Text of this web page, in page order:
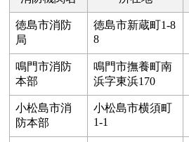
徳島市消防
局
徳島市新蔵町1‐8
8
鳴門市消防
本部
鳴門市撫養町南
浜字東浜170
小松島市消
防本部
小松島市横須町
1-1